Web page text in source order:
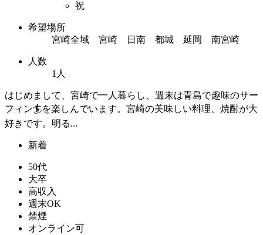
祝
希望場所
宮崎全域 宮崎 日南 都城 延岡 南宮崎
人数
1人
はじめまして、宮崎で一人暮らし、週末は青島で趣味のサー
フィン🏄を楽しんでいます。宮崎の美味しい料理、焼酎が大
好きです。明る...
新着
50代
大卒
高収入
週末OK
禁煙
オンライン可